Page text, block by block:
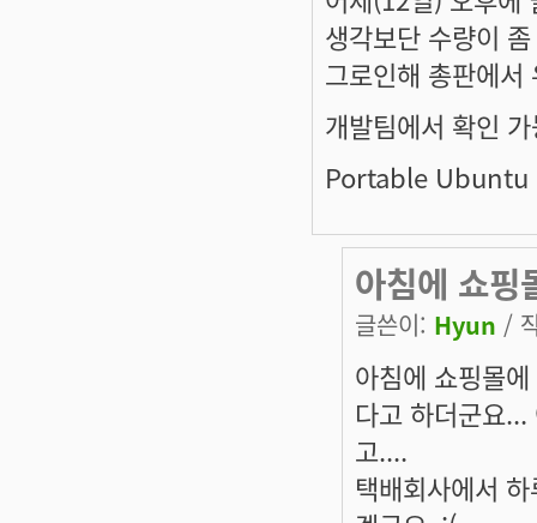
생각보단 수량이
그로인해 총판에서
개발팀에서 확인
Portable Ubuntu
아침에 쇼핑
글쓴이: Hyun /
아침에 쇼핑몰
다고 하더군요
고....
택배회사에서